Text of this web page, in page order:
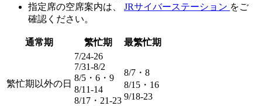
指定席の空席案内は、 JRサイバーステーション をご
確認ください。
通常期 繁忙期 最繁忙期
繁忙期以外の日
7/24-26
7/31-8/2
8/5・6・9
8/11-14
8/17・21-23
8/7・8
8/15・16
9/18-23